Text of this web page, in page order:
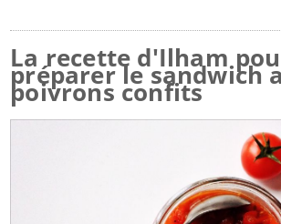
La recette d'Ilham
préparer le sandwich
poivrons confits